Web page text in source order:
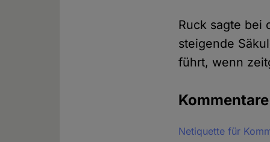
Ruck sagte bei
steigende
führt, wenn
Kommentare
Netiquette für